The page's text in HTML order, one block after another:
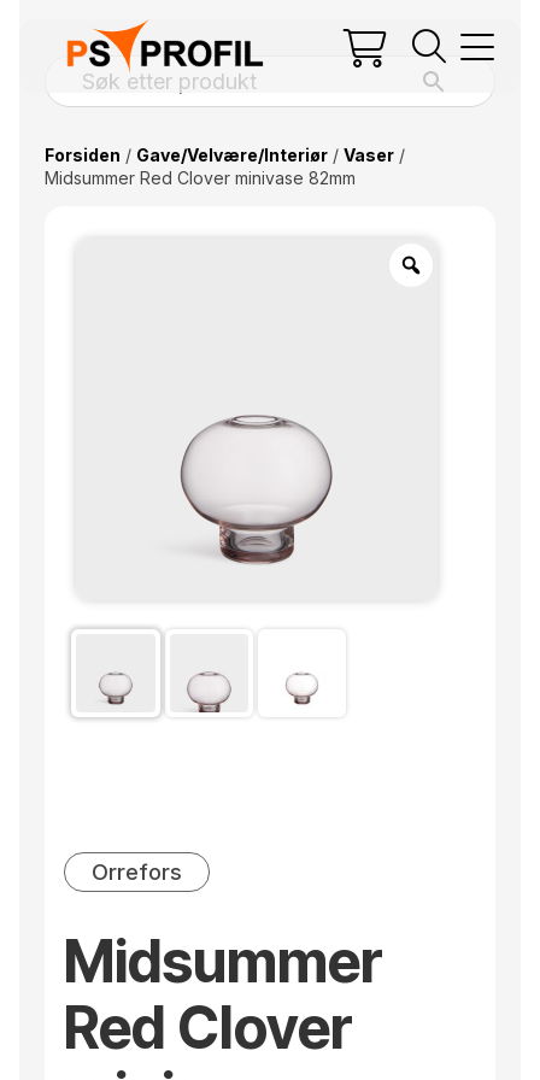
Forsiden / Gave/Velvære/Interiør/ Vaser/
Midsummer Red Clover minivase 82mm
Orrefors
Midsummer
Red Clover